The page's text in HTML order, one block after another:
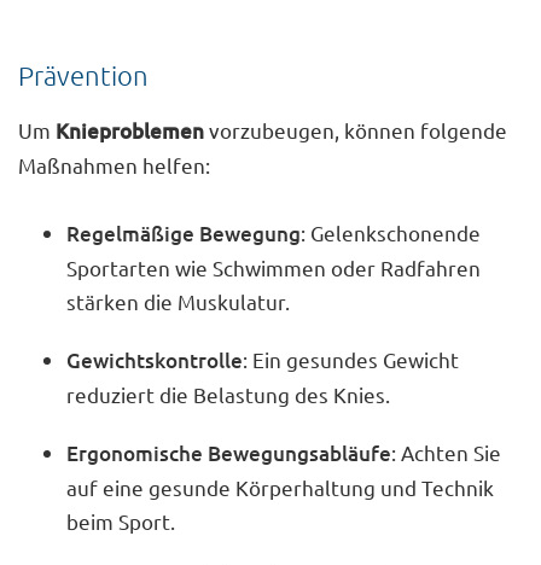
Prävention
Um Knieproblemenvorzubeugen, können folgende
Maßnahmen helfen:
Regelmäßige Bewegung: Gelenkschonende
Sportarten wie Schwimmen oder Radfahren
stärken die Muskulatur.
Gewichtskontrolle: Ein gesundes Gewicht
reduziert die Belastung des Knies.
Ergonomische Bewegungsabläufe: Achten Sie
auf eine gesunde Körperhaltung und Technik
beim Sport.